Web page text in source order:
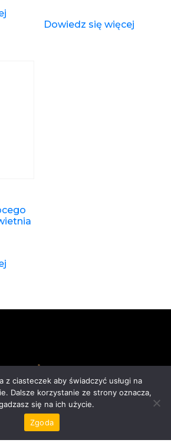
Dowiedz się więcej
z ciasteczek aby świadczyć usługi na
Dalsze korzystanie ze strony oznacza,
się na ich użycie.
Zgoda